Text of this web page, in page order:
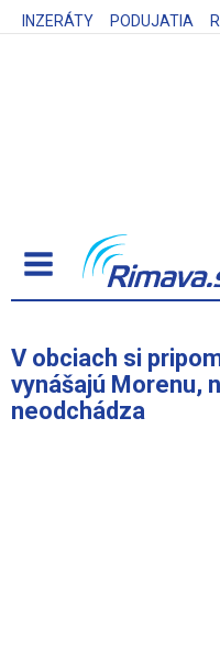
INZERÁTY PODUJATIA
V obciach si
vynášajú Morenu,
neodchádza